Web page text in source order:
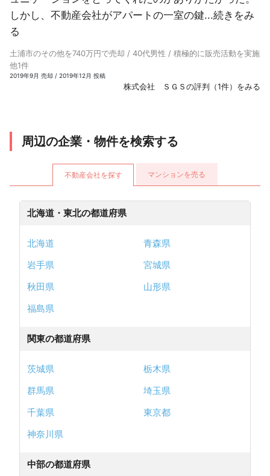
しかし、不動産会社がアパートの一室の鍵...続きをみ
る
土浦市のその他を740万円で売却 / 40代男性 / 積極的に販売活動を実施
他1件
2019年9月 売却 / 2019年12月 投稿
株式会社 ＳＧＳの評判（1件）をみる
周辺の企業・物件を検索する
不動産会社を探す マンションを売る
北海道・東北の都道府県
北海道
青森県
岩手県
宮城県
秋田県
山形県
福島県
関東の都道府県
茨城県
栃木県
群馬県
埼玉県
千葉県
東京都
神奈川県
中部の都道府県